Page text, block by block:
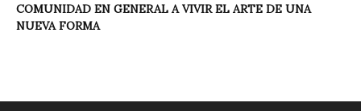
COMUNIDAD EN GENERAL A VIVIR EL ARTE DE UNA
NUEVA FORMA